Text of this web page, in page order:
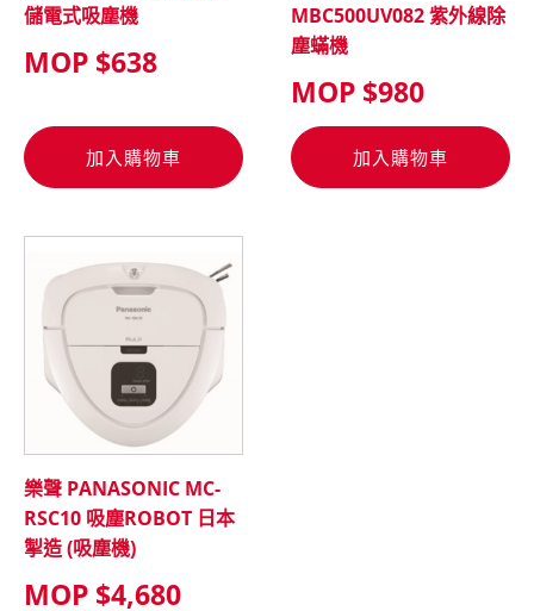
儲電式吸塵機
MOP $638
加入購物車
MBC500UV082 紫外線除
塵蟎機
MOP $980
加入購物車
樂聲 PANASONIC MC-
RSC10 吸塵ROBOT 日本
掣造 (吸塵機)
MOP $4,680